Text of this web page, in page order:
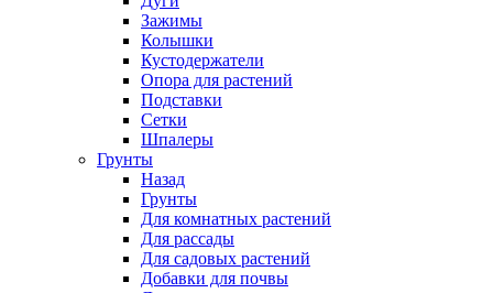
Зажимы
Колышки
Кустодержатели
Опора для растений
Подставки
Сетки
Шпалеры
Грунты
Назад
Грунты
Для комнатных растений
Для рассады
Для садовых растений
Добавки для почвы